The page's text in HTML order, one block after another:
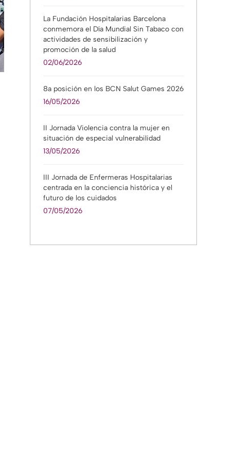
La Fundación Hospitalarias Barcelona
conmemora el Día Mundial Sin Tabaco con
actividades de sensibilización y
promoción de la salud
02/06/2026
8a posición en los BCN Salut Games 2026
16/05/2026
II Jornada Violencia contra la mujer en
situación de especial vulnerabilidad
13/05/2026
III Jornada de Enfermeras Hospitalarias
centrada en la conciencia histórica y el
futuro de los cuidados
07/05/2026